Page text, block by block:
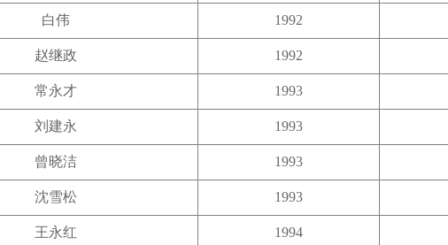
白伟 1992
赵继政 1992
常永才 1993
刘建永 1993
曾晓洁 1993
沈雪松 1993
王永红 1994